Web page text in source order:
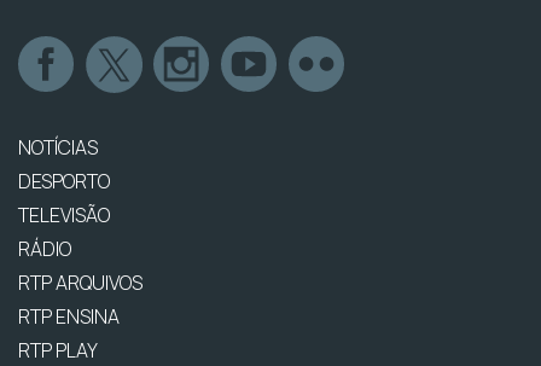
NOTÍCIAS
DESPORTO
TELEVISÃO
RÁDIO
RTP ARQUIVOS
RTP ENSINA
RTP PLAY